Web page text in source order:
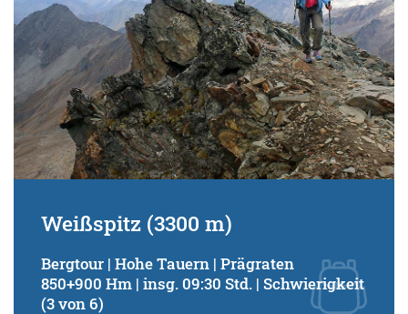
Weißspitz (3300 m)
Bergtour | Hohe Tauern | Prägraten
850+900 Hm | insg. 09:30 Std. | Schwierigkeit
(3 von 6)